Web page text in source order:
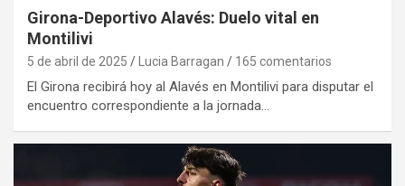
Girona-Deportivo Alavés: Duelo vital en
Montilivi
5 de abril de 2025 Lucia Barragan 165 comentarios
El Girona recibirá hoy al Alavés en Montilivi para disputar el
encuentro correspondiente a la jornada…